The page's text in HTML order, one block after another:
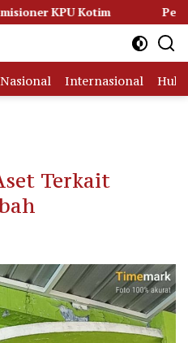
Persidangan
Nasional Internasional
Terkait